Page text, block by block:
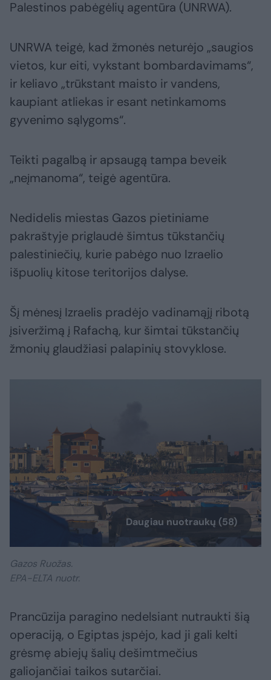
Palestinos pabėgėlių agentūra (UNRWA).
UNRWA teigė, kad žmonės neturėjo „saugios
vietos, kur eiti, vykstant bombardavimams“,
ir keliavo „trūkstant maisto ir vandens,
kaupiant atliekas ir esant netinkamoms
gyvenimo sąlygoms“.
Teikti pagalbą ir apsaugą tampa beveik
„neįmanoma“, teigė agentūra.
Nedidelis miestas Gazos pietiniame
pakraštyje priglaudė šimtus tūkstančių
palestiniečių, kurie pabėgo nuo Izraelio
išpuolių kitose teritorijos dalyse.
Šį mėnesį Izraelis pradėjo vadinamąjį ribotą
įsiveržimą į Rafachą, kur šimtai tūkstančių
žmonių glaudžiasi palapinių stovyklose.
Daugiau nuotraukų (58)
Gazos Ruožas.
EPA-ELTA nuotr.
Prancūzija paragino nedelsiant nutraukti šią
operaciją, o Egiptas įspėjo, kad ji gali kelti
grėsmę abiejų šalių dešimtmečius
galiojančiai taikos sutarčiai.